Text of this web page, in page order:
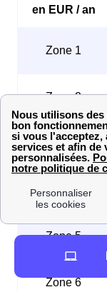
en EUR / an
Zone 1
Zone 2
Zone 3
Zone 4
Zone 5
Zone 6